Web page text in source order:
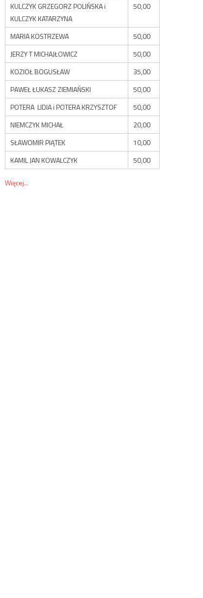
KULCZYK GRZEGORZ POLIŃSKA i
KULCZYK KATARZYNA
50,00
MARIA KOSTRZEWA
50,00
JERZY T MICHAJŁOWICZ
50,00
KOZIOŁ BOGUSŁAW
35,00
PAWEŁ ŁUKASZ ZIEMIAŃSKI
50,00
POTERA LIDIA i POTERA KRZYSZTOF
50,00
NIEMCZYK MICHAŁ
20,00
SŁAWOMIR PIĄTEK
10,00
KAMIL JAN KOWALCZYK
50,00
Więcej...